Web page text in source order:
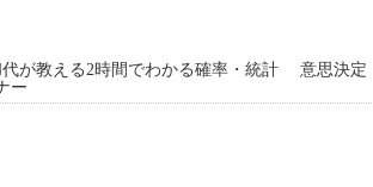
が教える2時間でわかる確率・統計 意思決定
ー